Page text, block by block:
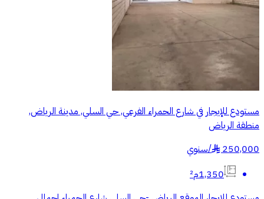
مستودع للإيجار في شارع الحمراء الفرعي, حي السلي, مدينة الرياض,
منطقة الرياض
250,000
§
/سنوي
1,350م²